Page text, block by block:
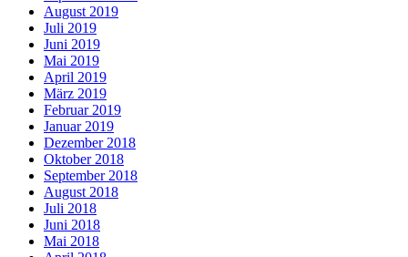
August 2019
Juli 2019
Juni 2019
Mai 2019
April 2019
März 2019
Februar 2019
Januar 2019
Dezember 2018
Oktober 2018
September 2018
August 2018
Juli 2018
Juni 2018
Mai 2018